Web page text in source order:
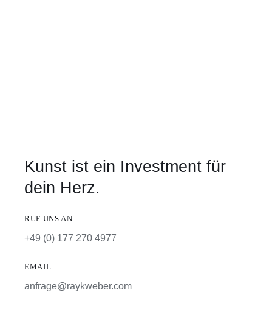
Kunst ist ein Investment für
dein Herz.
RUF UNS AN
+49 (0) 177 270 4977
EMAIL
anfrage@raykweber.com